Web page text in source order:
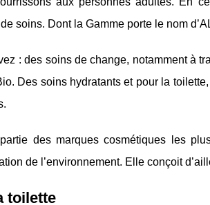
soins. Dont la Gamme porte le nom
: des soins de change, notamment à
Des soins hydratants et pour la
des marques cosmétiques les
de l’environnement. Elle conçoit
toilette